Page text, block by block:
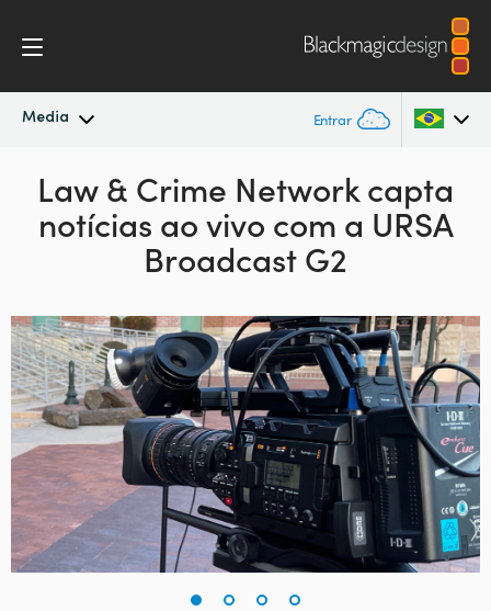
Media Entrar
Novidades
Arquivo
Argentina
Australia
Brazil
Canada
China
Denmark
Finland
France
Law & Crime Network capta
notícias ao vivo com a URSA
Broadcast G2